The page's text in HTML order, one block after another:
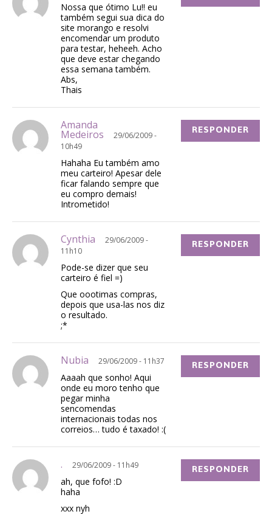
Nossa que ótimo Lu!! eu
também segui sua dica do
site morango e resolvi
encomendar um produto
para testar, heheeh. Acho
que deve estar chegando
essa semana também.
Abs,
Thais
Amanda
Medeiros
29/06/2009 -
10h49
Hahaha Eu também amo
meu carteiro! Apesar dele
ficar falando sempre que
eu compro demais!
Intrometido!
RESPONDER
Cynthia
29/06/2009 -
11h10
Pode-se dizer que seu
carteiro é fiel =)
Que oootimas compras,
depois que usa-las nos diz
o resultado.
;*
RESPONDER
Nubia 29/06/2009 - 11h37
Aaaah que sonho! Aqui
onde eu moro tenho que
pegar minha
sencomendas
internacionais todas nos
correios… tudo é taxado! :(
RESPONDER
. 29/06/2009 - 11h49
ah, que fofo! :D
haha
xxx nyh
RESPONDER